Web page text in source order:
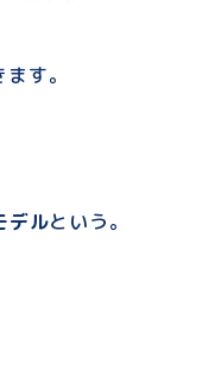
す。
デルという。